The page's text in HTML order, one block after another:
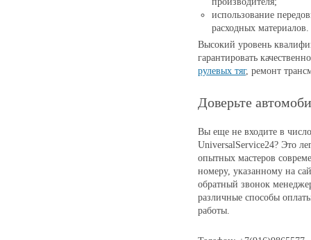
использование
расходных материалов.
Высокий уровень
гарантировать
рулевых тяг, ремонт
Доверьте
Вы еще не входите в
UniversalService24? Это
опытных мастеров
номеру, указанному на
обратный звонок
различные способы
работы.